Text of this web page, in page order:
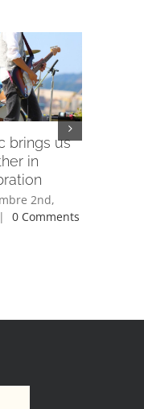
brings us
in
2nd,
| 0 Comments